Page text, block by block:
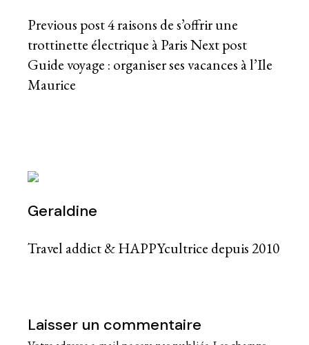
Previous post4 raisons de s’offrir une
trottinette électrique à ParisNext post
Guide voyage : organiser ses vacances à l’Ile
Maurice
Geraldine
Travel addict & HAPPYcultrice depuis 2010
Laisser un commentaire